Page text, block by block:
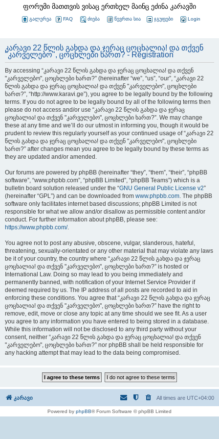
ფორუმი მათთვის ვისაც ერთხელ მაინც ეძინა კარავში
გალერეა FAQ ძიება წევრთა სია ჯგუფები Login
კარავი 22 წლის გახდა და ჯერაც ცოცხალია! და თქვენ
"კარველებო", ცოცხლები ხართ? - Registration
By accessing “კარავი 22 წლის გახდა და ჯერაც ცოცხალია! და თქვენ
"კარველებო", ცოცხლები ხართ?” (hereinafter “we”, “us”, “our”, “კარავი 22
წლის გახდა და ჯერაც ცოცხალია! და თქვენ "კარველებო", ცოცხლები
ხართ?”, “http://www.karavi.ge”), you agree to be legally bound by the following
terms. If you do not agree to be legally bound by all of the following terms then
please do not access and/or use “კარავი 22 წლის გახდა და ჯერაც
ცოცხალია! და თქვენ "კარველებო", ცოცხლები ხართ?”. We may change
these at any time and we’ll do our utmost in informing you, though it would be
prudent to review this regularly yourself as your continued usage of “კარავი 22
წლის გახდა და ჯერაც ცოცხალია! და თქვენ "კარველებო", ცოცხლები
ხართ?” after changes mean you agree to be legally bound by these terms as
they are updated and/or amended.
Our forums are powered by phpBB (hereinafter “they”, “them”, “their”, “phpBB
software”, “www.phpbb.com”, “phpBB Limited”, “phpBB Teams”) which is a
bulletin board solution released under the “GNU General Public License v2”
(hereinafter “GPL”) and can be downloaded from www.phpbb.com. The phpBB
software only facilitates internet based discussions; phpBB Limited is not
responsible for what we allow and/or disallow as permissible content and/or
conduct. For further information about phpBB, please see:
https://www.phpbb.com/.
You agree not to post any abusive, obscene, vulgar, slanderous, hateful,
threatening, sexually-orientated or any other material that may violate any laws
be it of your country, the country where “კარავი 22 წლის გახდა და ჯერაც
ცოცხალია! და თქვენ "კარველებო", ცოცხლები ხართ?” is hosted or
International Law. Doing so may lead to you being immediately and
permanently banned, with notification of your Internet Service Provider if
deemed required by us. The IP address of all posts are recorded to aid in
enforcing these conditions. You agree that “კარავი 22 წლის გახდა და ჯერაც
ცოცხალია! და თქვენ "კარველებო", ცოცხლები ხართ?” have the right to
remove, edit, move or close any topic at any time should we see fit. As a user
you agree to any information you have entered to being stored in a database.
While this information will not be disclosed to any third party without your
consent, neither “კარავი 22 წლის გახდა და ჯერაც ცოცხალია! და თქვენ
"კარველებო", ცოცხლები ხართ?” nor phpBB shall be held responsible for
any hacking attempt that may lead to the data being compromised.
კარავი All times are UTC+04:00
Powered by phpBB® Forum Software © phpBB Limited